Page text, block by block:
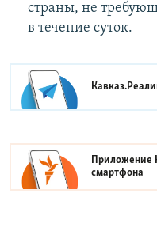
страны, не
в течение суток.
Приложение
смартфона